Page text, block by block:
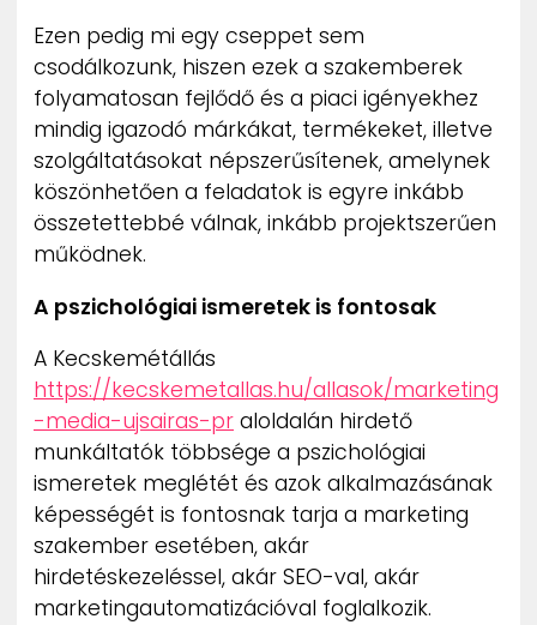
Ezen pedig mi egy cseppet sem
csodálkozunk, hiszen ezek a szakemberek
folyamatosan fejlődő és a piaci igényekhez
mindig igazodó márkákat, termékeket, illetve
szolgáltatásokat népszerűsítenek, amelynek
köszönhetően a feladatok is egyre inkább
összetettebbé válnak, inkább projektszerűen
működnek.
A pszichológiai ismeretek is fontosak
A Kecskemétállás
https://kecskemetallas.hu/allasok/marketing
-media-ujsairas-pr aloldalán hirdető
munkáltatók többsége a pszichológiai
ismeretek meglétét és azok alkalmazásának
képességét is fontosnak tarja a marketing
szakember esetében, akár
hirdetéskezeléssel, akár SEO-val, akár
marketingautomatizációval foglalkozik.